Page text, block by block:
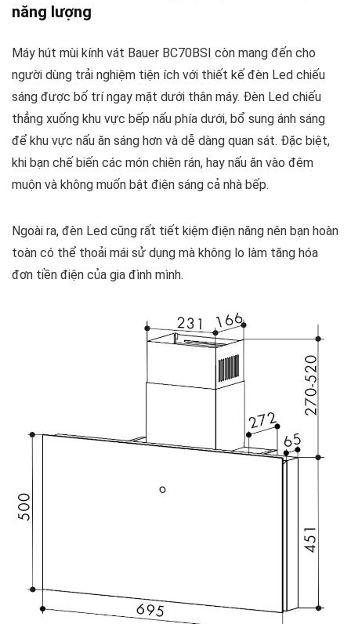
năng lượng
Máy hút mùi kính vát Bauer BC70BSI còn mang đến cho
người dùng trải nghiệm tiện ích với thiết kế đèn Led chiếu
sáng được bố trí ngay mặt dưới thân máy. Đèn Led chiếu
thẳng xuống khu vực bếp nấu phía dưới, bổ sung ánh sáng
để khu vực nấu ăn sáng hơn và dễ dàng quan sát. Đặc biệt,
khi bạn chế biến các món chiên rán, hay nấu ăn vào đêm
muộn và không muốn bật điện sáng cả nhà bếp.
Ngoài ra, đèn Led cũng rất tiết kiệm điện năng nên bạn hoàn
toàn có thể thoải mái sử dụng mà không lo làm tăng hóa
đơn tiền điện của gia đình mình.